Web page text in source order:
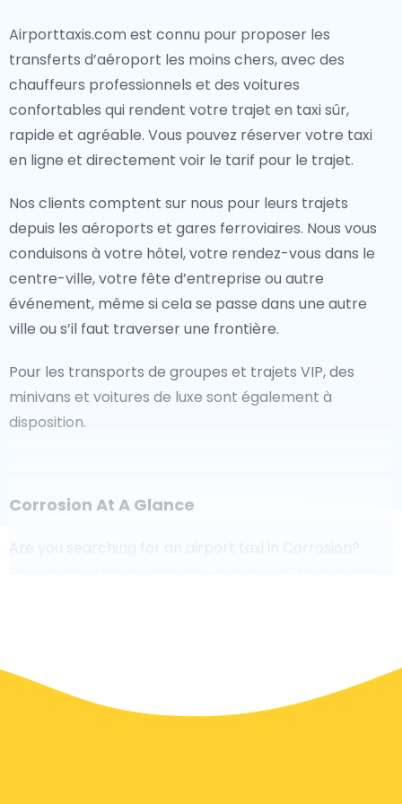
Airporttaxis.com est connu pour proposer les
transferts d’aéroport les moins chers, avec des
chauffeurs professionnels et des voitures
confortables qui rendent votre trajet en taxi sûr,
rapide et agréable. Vous pouvez réserver votre taxi
en ligne et directement voir le tarif pour le trajet.
Nos clients comptent sur nous pour leurs trajets
depuis les aéroports et gares ferroviaires. Nous vous
conduisons à votre hôtel, votre rendez-vous dans le
centre-ville, votre fête d’entreprise ou autre
événement, même si cela se passe dans une autre
ville ou s’il faut traverser une frontière.
Pour les transports de groupes et trajets VIP, des
minivans et voitures de luxe sont également à
disposition.
Corrosion At A Glance
Are you searching for an airport taxi in Corrosion?
on our website, to make you journey stress free.
In Corrosion a taxi service is quite developed, but still,